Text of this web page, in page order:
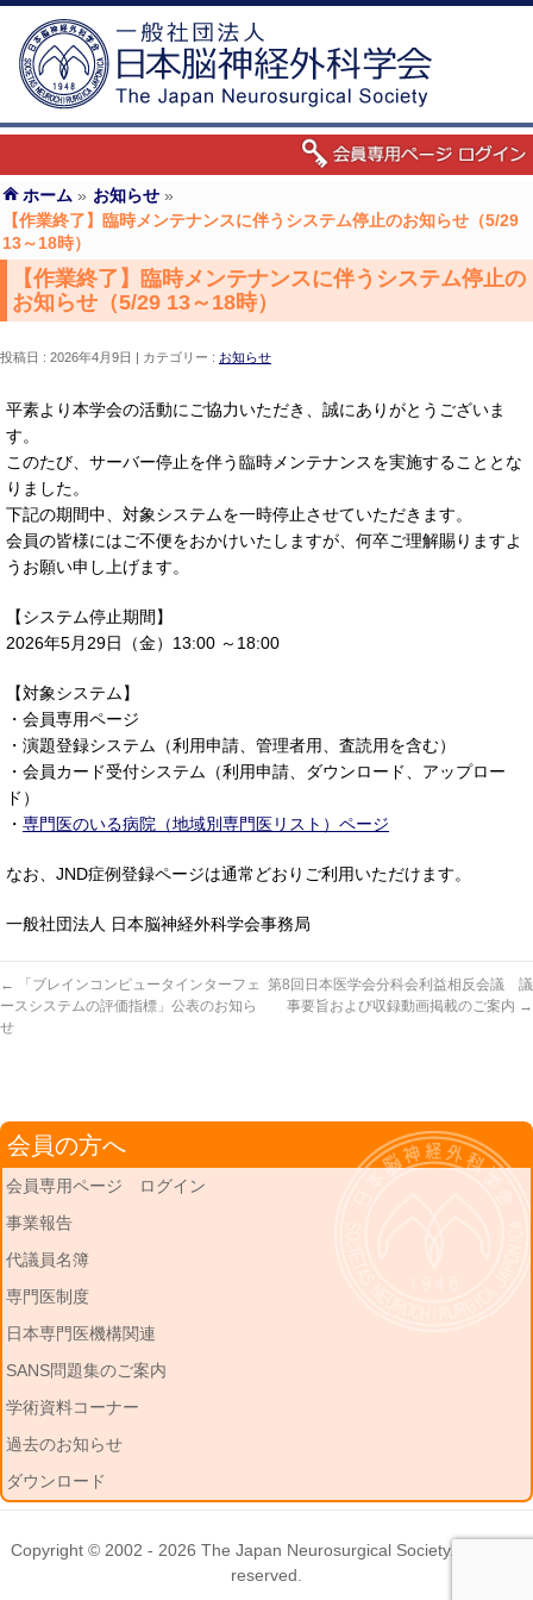
ホーム » お知らせ »
【作業終了】臨時メンテナンスに伴うシステム停止のお知らせ（5/29
13～18時）
【作業終了】臨時メンテナンスに伴うシステム停止の
お知らせ（5/29 13～18時）
投稿日 : 2026年4月9日 カテゴリー : お知らせ
平素より本学会の活動にご協力いただき、誠にありがとうございま
す。
このたび、サーバー停止を伴う臨時メンテナンスを実施することとな
りました。
下記の期間中、対象システムを一時停止させていただきます。
会員の皆様にはご不便をおかけいたしますが、何卒ご理解賜りますよ
うお願い申し上げます。
【システム停止期間】
2026年5月29日（金）13:00 ～18:00
【対象システム】
・会員専用ページ
・演題登録システム（利用申請、管理者用、査読用を含む）
・会員カード受付システム（利用申請、ダウンロード、アップロー
ド）
・ 専門医のいる病院（地域別専門医リスト）ページ
なお、JND症例登録ページは通常どおりご利用いただけます。
一般社団法人 日本脳神経外科学会事務局
←
「ブレインコンピュータインターフェ
ースシステムの評価指標」公表のお知ら
せ
第8回日本医学会分科会利益相反会議 議
事要旨および収録動画掲載のご案内 →
会員の方へ
会員専用ページ ログイン
事業報告
代議員名簿
専門医制度
日本専門医機構関連
SANS問題集のご案内
学術資料コーナー
過去のお知らせ
ダウンロード
Copyright © 2002 - 2026 The Japan Neurosurgical Society. All rights
reserved.